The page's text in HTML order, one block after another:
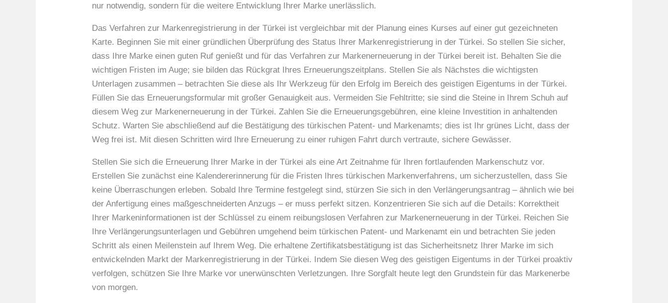
nur notwendig, sondern für die weitere Entwicklung Ihrer Marke unerlässlich.
Das Verfahren zur Markenregistrierung in der Türkei ist vergleichbar mit der Planung eines Kurses auf einer gut gezeichneten
Karte. Beginnen Sie mit einer gründlichen Überprüfung des Status Ihrer Markenregistrierung in der Türkei. So stellen Sie sicher,
dass Ihre Marke einen guten Ruf genießt und für das Verfahren zur Markenerneuerung in der Türkei bereit ist. Behalten Sie die
wichtigen Fristen im Auge; sie bilden das Rückgrat Ihres Erneuerungszeitplans. Stellen Sie als Nächstes die wichtigsten
Unterlagen zusammen – betrachten Sie diese als Ihr Werkzeug für den Erfolg im Bereich des geistigen Eigentums in der Türkei.
Füllen Sie das Erneuerungsformular mit großer Genauigkeit aus. Vermeiden Sie Fehltritte; sie sind die Steine ​​in Ihrem Schuh auf
diesem Weg zur Markenerneuerung in der Türkei. Zahlen Sie die Erneuerungsgebühren, eine kleine Investition in anhaltenden
Schutz. Warten Sie abschließend auf die Bestätigung des türkischen Patent- und Markenamts; dies ist Ihr grünes Licht, dass der
Weg frei ist. Mit diesen Schritten wird Ihre Erneuerung zu einer ruhigen Fahrt durch vertraute, sichere Gewässer.
Stellen Sie sich die Erneuerung Ihrer Marke in der Türkei als eine Art Zeitnahme für Ihren fortlaufenden Markenschutz vor.
Erstellen Sie zunächst eine Kalendererinnerung für die Fristen Ihres türkischen Markenverfahrens, um sicherzustellen, dass Sie
keine Überraschungen erleben. Sobald Ihre Termine festgelegt sind, stürzen Sie sich in den Verlängerungsantrag – ähnlich wie bei
der Anfertigung eines maßgeschneiderten Anzugs – er muss perfekt sitzen. Konzentrieren Sie sich auf die Details: Korrektheit
Ihrer Markeninformationen ist der Schlüssel zu einem reibungslosen Verfahren zur Markenerneuerung in der Türkei. Reichen Sie
Ihre Verlängerungsunterlagen und Gebühren umgehend beim türkischen Patent- und Markenamt ein und betrachten Sie jeden
Schritt als einen Meilenstein auf Ihrem Weg. Die erhaltene Zertifikatsbestätigung ist das Sicherheitsnetz Ihrer Marke im sich
entwickelnden Markt der Markenregistrierung in der Türkei. Indem Sie diesen Weg des geistigen Eigentums in der Türkei proaktiv
verfolgen, schützen Sie Ihre Marke vor unerwünschten Verletzungen. Ihre Sorgfalt heute legt den Grundstein für das Markenerbe
von morgen.